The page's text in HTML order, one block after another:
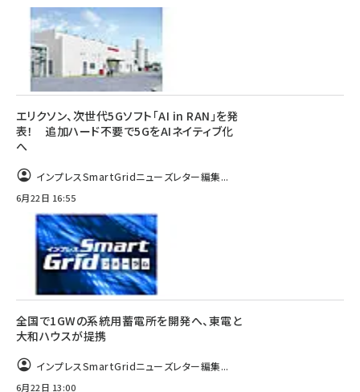
エリクソン、次世代5Gソフト「AI in RAN」を発
表！ 追加ハード不要で5GをAIネイティブ化
へ
インプレスSmartGridニューズレター編集...
6月22日 16:55
全国で1GWの系統用蓄電所を開発へ、東電と
大和ハウスが提携
インプレスSmartGridニューズレター編集...
6月22日 13:00